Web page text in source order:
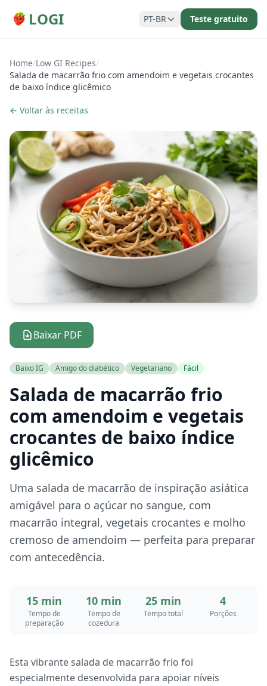
LOGI PT-BR Teste gratuito
Home/Low GI Recipes/
Salada de macarrão frio com amendoim e vegetais crocantes
de baixo índice glicêmico
← Voltar às receitas
Baixar PDF
Baixo IG Amigo do diabético Vegetariano Fácil
Salada de macarrão frio
com amendoim e vegetais
crocantes de baixo índice
glicêmico
Uma salada de macarrão de inspiração asiática
amigável para o açúcar no sangue, com
macarrão integral, vegetais crocantes e molho
cremoso de amendoim — perfeita para preparar
com antecedência.
15 min
Tempo de
preparação
10 min
Tempo de
cozedura
25 min
Tempo total
4
Porções
Esta vibrante salada de macarrão frio foi
especialmente desenvolvida para apoiar níveis